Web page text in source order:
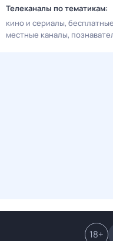
Телеканалы по тематикам:
кино и сериалы
местные каналы
18+